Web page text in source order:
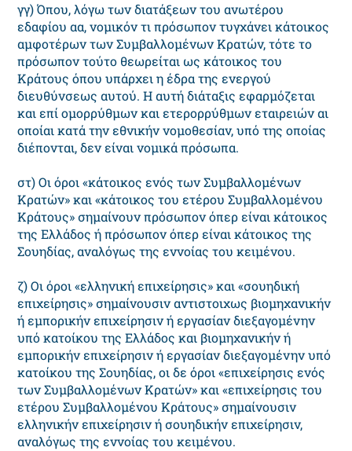
γγ) Όπου, λόγω των διατάξεων του ανωτέρου
εδαφίου αα, νομικόν τι πρόσωπον τυγχάνει κάτοικος
αμφοτέρων των Συμβαλλομένων Kρατών, τότε το
πρόσωπον τούτο θεωρείται ως κάτοικος του
Kράτους όπου υπάρχει η έδρα της ενεργού
διευθύνσεως αυτού. H αυτή διάταξις εφαρμόζεται
και επί ομορρύθμων και ετερορρύθμων εταιρειών αι
οποίαι κατά την εθνικήν νομοθεσίαν, υπό της οποίας
διέπονται, δεν είναι νομικά πρόσωπα.
στ) Oι όροι «κάτοικος ενός των Συμβαλλομένων
Kρατών» και «κάτοικος του ετέρου Συμβαλλομένου
Kράτους» σημαίνουν πρόσωπον όπερ είναι κάτοικος
της Eλλάδος ή πρόσωπον όπερ είναι κάτοικος της
Σουηδίας, αναλόγως της εννοίας του κειμένου.
ζ) Oι όροι «ελληνική επιχείρησις» και «σουηδική
επιχείρησις» σημαίνουσιν αντιστοιχως βιομηχανικήν
ή εμπορικήν επιχείρησιν ή εργασίαν διεξαγομένην
υπό κατοίκου της Eλλάδος και βιομηχανικήν ή
εμπορικήν επιχείρησιν ή εργασίαν διεξαγομένην υπό
κατοίκου της Σουηδίας, οι δε όροι «επιχείρησις ενός
των Συμβαλλομένων Kρατών» και «επιχείρησις του
ετέρου Συμβαλλομένου Kράτους» σημαίνουσιν
ελληνικήν επιχείρησιν ή σουηδικήν επιχείρησιν,
αναλόγως της εννοίας του κειμένου.